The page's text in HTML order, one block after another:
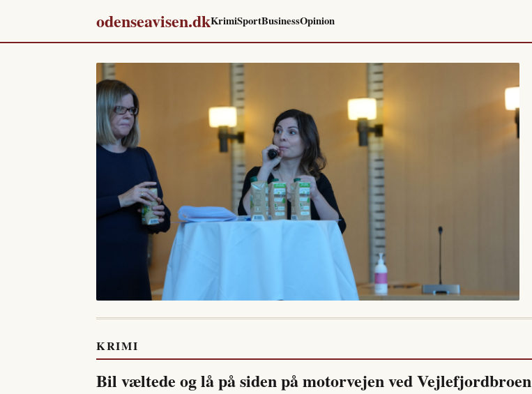
odenseavisen.dkKrimiSportBusinessOpinion
KRIMI
Bil væltede og lå på siden på motorvejen ved Vejlefjordbroen